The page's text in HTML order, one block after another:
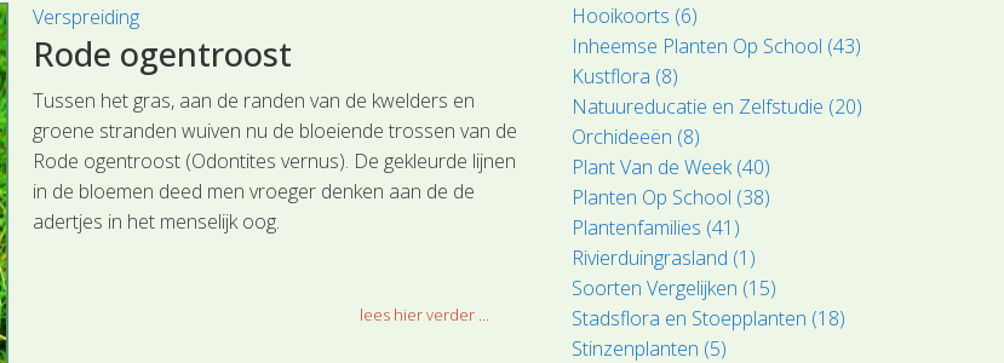
Verspreiding
Rode ogentroost
Tussen het gras, aan de randen van de kwelders en
groene stranden wuiven nu de bloeiende trossen van de
Rode ogentroost (Odontites vernus). De gekleurde lijnen
in de bloemen deed men vroeger denken aan de de
adertjes in het menselijk oog.
lees hier verder ...
Hooikoorts (6)
Inheemse Planten Op School (43)
Kustflora (8)
Natuureducatie en Zelfstudie (20)
Orchideeën (8)
Plant Van de Week (40)
Planten Op School (38)
Plantenfamilies (41)
Rivierduingrasland (1)
Soorten Vergelijken (15)
Stadsflora en Stoepplanten (18)
Stinzenplanten (5)